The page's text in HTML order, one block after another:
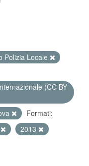
Polizia Locale
(CC BY
Formati:
2013